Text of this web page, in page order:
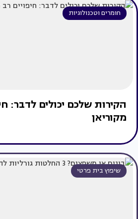
חומרים וטכנולוגיות
הקירות שלכם יכולים לדבר:
מקוריאן
שיפוץ בית פרטי